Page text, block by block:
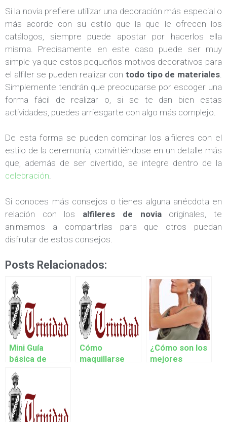
Si la novia prefiere utilizar una decoración más especial o
más acorde con su estilo que la que le ofrecen los
catálogos, siempre puede apostar por hacerlos ella
misma. Precisamente en este caso puede ser muy
simple ya que estos pequeños motivos decorativos para
el alfiler se pueden realizar con todo tipo de materiales
Simplemente tendrán que preocuparse por escoger una
forma fácil de realizar o, si se te dan bien estas
actividades, puedes arriesgarte con algo más complejo.
De esta forma se pueden combinar los alfileres con el
estilo de la ceremonia, convirtiéndose en un detalle más
que, además de ser divertido, se integre dentro de la
celebración.
Si conoces más consejos o tienes alguna anécdota en
relación con los alfileres de novia originales, te
animamos a compartirlas para que otros puedan
disfrutar de estos consejos.
Posts Relacionados:
Mini Guía
básica de
trajes de novia
Cómo
maquillarse
¿Cómo son los
mejores